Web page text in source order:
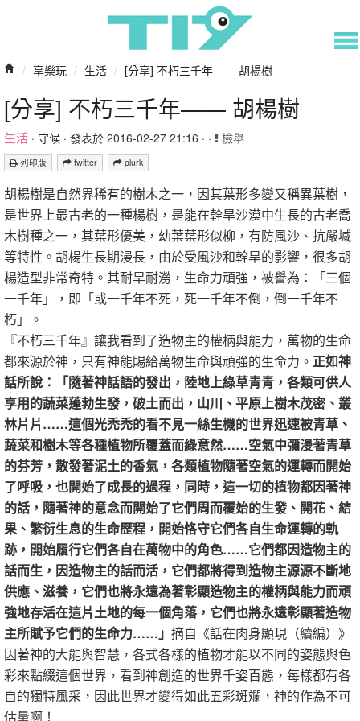
/ 享樂玩 / 生活 / [分享] 不朽三千年—— 胡楊樹
[分享] 不朽三千年—— 胡楊樹
生活 · 守候 · 發表於 2016-02-27 21:16 · · 檢舉
列印版 twitter plurk
胡楊樹是自然界稀有的樹木之一，因其葉形多變又稱異葉樹，
是世界上最古老的一種楊樹，是能在幹旱沙漠中生長的古老喬
木樹種之一，其葉形優美，幼葉葉形似柳，有防風沙、抗嚴堿
等特性。胡楊生長期漫長，由於受風沙和幹旱的影響，很多胡
楊造型非常奇特。其耐旱耐澇，生命力頑強，被譽為：「三個
一千年」，即「或一千年不死，死一千年不倒，倒一千年不
朽」。
『不朽三千年』讓我看到了造物主的權柄與能力，萬物的生命
都來源於神，只有神能賜給萬物生命與頑強的生命力。 正如神
話所說：「隨著神話語的發出，陸地上綠草青青，各類可供人
享用的蔬菜蓬勃生發，破土而出，山川、平原上樹木茂密、叢
林片片……這個光禿禿的看不見一絲生機的世界迅速被青草、
蔬菜和樹木等各種植物所覆蓋而綠意然……空氣中彌漫著青草
的芬芳，散發著泥土的香氣，各類植物隨著空氣的運轉而開始
了呼吸，也開始了成長的過程，同時，這一切的植物都因著神
的話，隨著神的意念而開始了它們周而覆始的生發、開花、結
果、繁衍生息的生命歷程，開始恪守它們各自生命運轉的軌
跡，開始履行它們各自在萬物中的角色……它們都因造物主的
話而生，因造物主的話而活，它們都將得到造物主源源不斷地
供應、滋養，它們也將永遠為著彰顯造物主的權柄與能力而頑
強地存活在這片土地的每一個角落，它們也將永遠彰顯著造物
主所賦予它們的生命力……」 摘自《話在肉身顯現（續編）》
因著神的大能與智慧，各式各樣的植物才能以不同的姿態與色
彩來點綴這個世界，看到神創造的世界千姿百態，每樣都有各
自的獨特風采，因此世界才變得如此五彩斑斕，神的作為不可
估量啊！